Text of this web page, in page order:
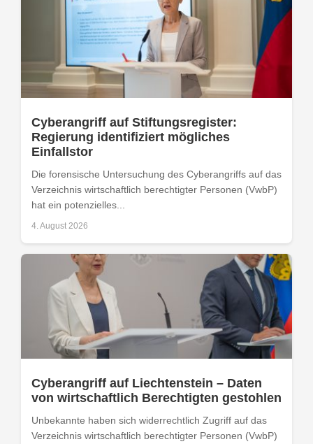
Cyberangriff auf Stiftungsregister:
Regierung identifiziert mögliches
Einfallstor
Die forensische Untersuchung des Cyberangriffs auf das
Verzeichnis wirtschaftlich berechtigter Personen (VwbP)
hat ein potenzielles...
4. August 2026
Cyberangriff auf Liechtenstein – Daten
von wirtschaftlich Berechtigten gestohlen
Unbekannte haben sich widerrechtlich Zugriff auf das
Verzeichnis wirtschaftlich berechtigter Personen (VwbP)